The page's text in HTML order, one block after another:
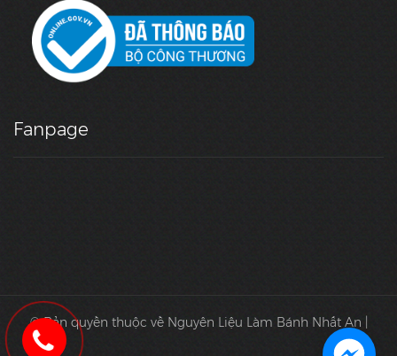
Fanpage
© Bản quyền thuộc về Nguyên Liệu Làm Bánh Nhất An |